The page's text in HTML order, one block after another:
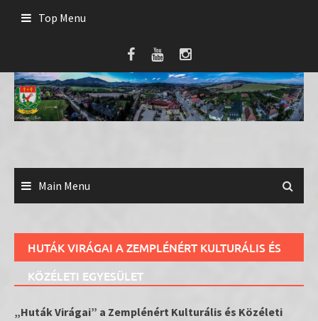
Top Menu
Main Menu
HUTÁK VIRÁGAI A ZEMPLÉNÉRT KULTURÁLIS ÉS
KÖZÉLETI EGYESÜLET
„Huták Virágai” a Zemplénért Kulturális és Közéleti